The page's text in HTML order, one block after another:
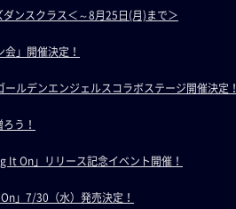
ンスクラス＜～8月25日(月)まで＞
」開催決定！
ルデンエンジェルスコラボステージ開催決定！
う！
It On」リリース記念イベント開催！
」7/30（水）発売決定！